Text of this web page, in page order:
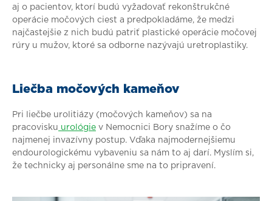
aj o pacientov, ktorí budú vyžadovať rekonštrukčné
operácie močových ciest a predpokladáme, že medzi
najčastejšie z nich budú patriť plastické operácie močovej
rúry u mužov, ktoré sa odborne nazývajú uretroplastiky.
Liečba močových kameňov
Pri liečbe urolitiázy (močových kameňov) sa na
pracovisku urológie v Nemocnici Bory snažíme o čo
najmenej invazívny postup. Vďaka najmodernejšiemu
endourologickému vybaveniu sa nám to aj darí. Myslím si,
že technicky aj personálne sme na to pripravení.